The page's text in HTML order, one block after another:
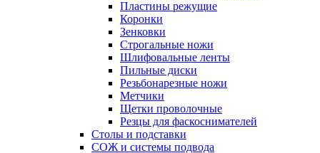
Пластины режущие
Коронки
Зенковки
Строгальные ножи
Шлифовальные ленты
Пильные диски
Резьбонарезные ножи
Метчики
Щетки проволочные
Резцы для фаскоснимателей
Столы и подставки
СОЖ и системы подвода